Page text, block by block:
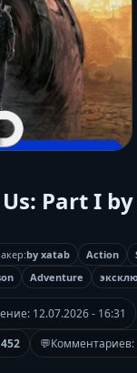
Part I
by xatab Action
Adventure
12.07.2026 - 16:31
452 💬Комментариев: